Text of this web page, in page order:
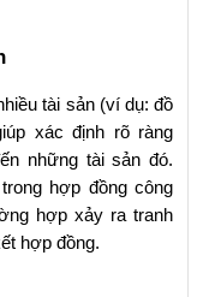
tài sản (ví dụ: đồ
xác định rõ ràng
những tài sản đó.
hợp đồng công
hợp xảy ra tranh
hợp đồng.